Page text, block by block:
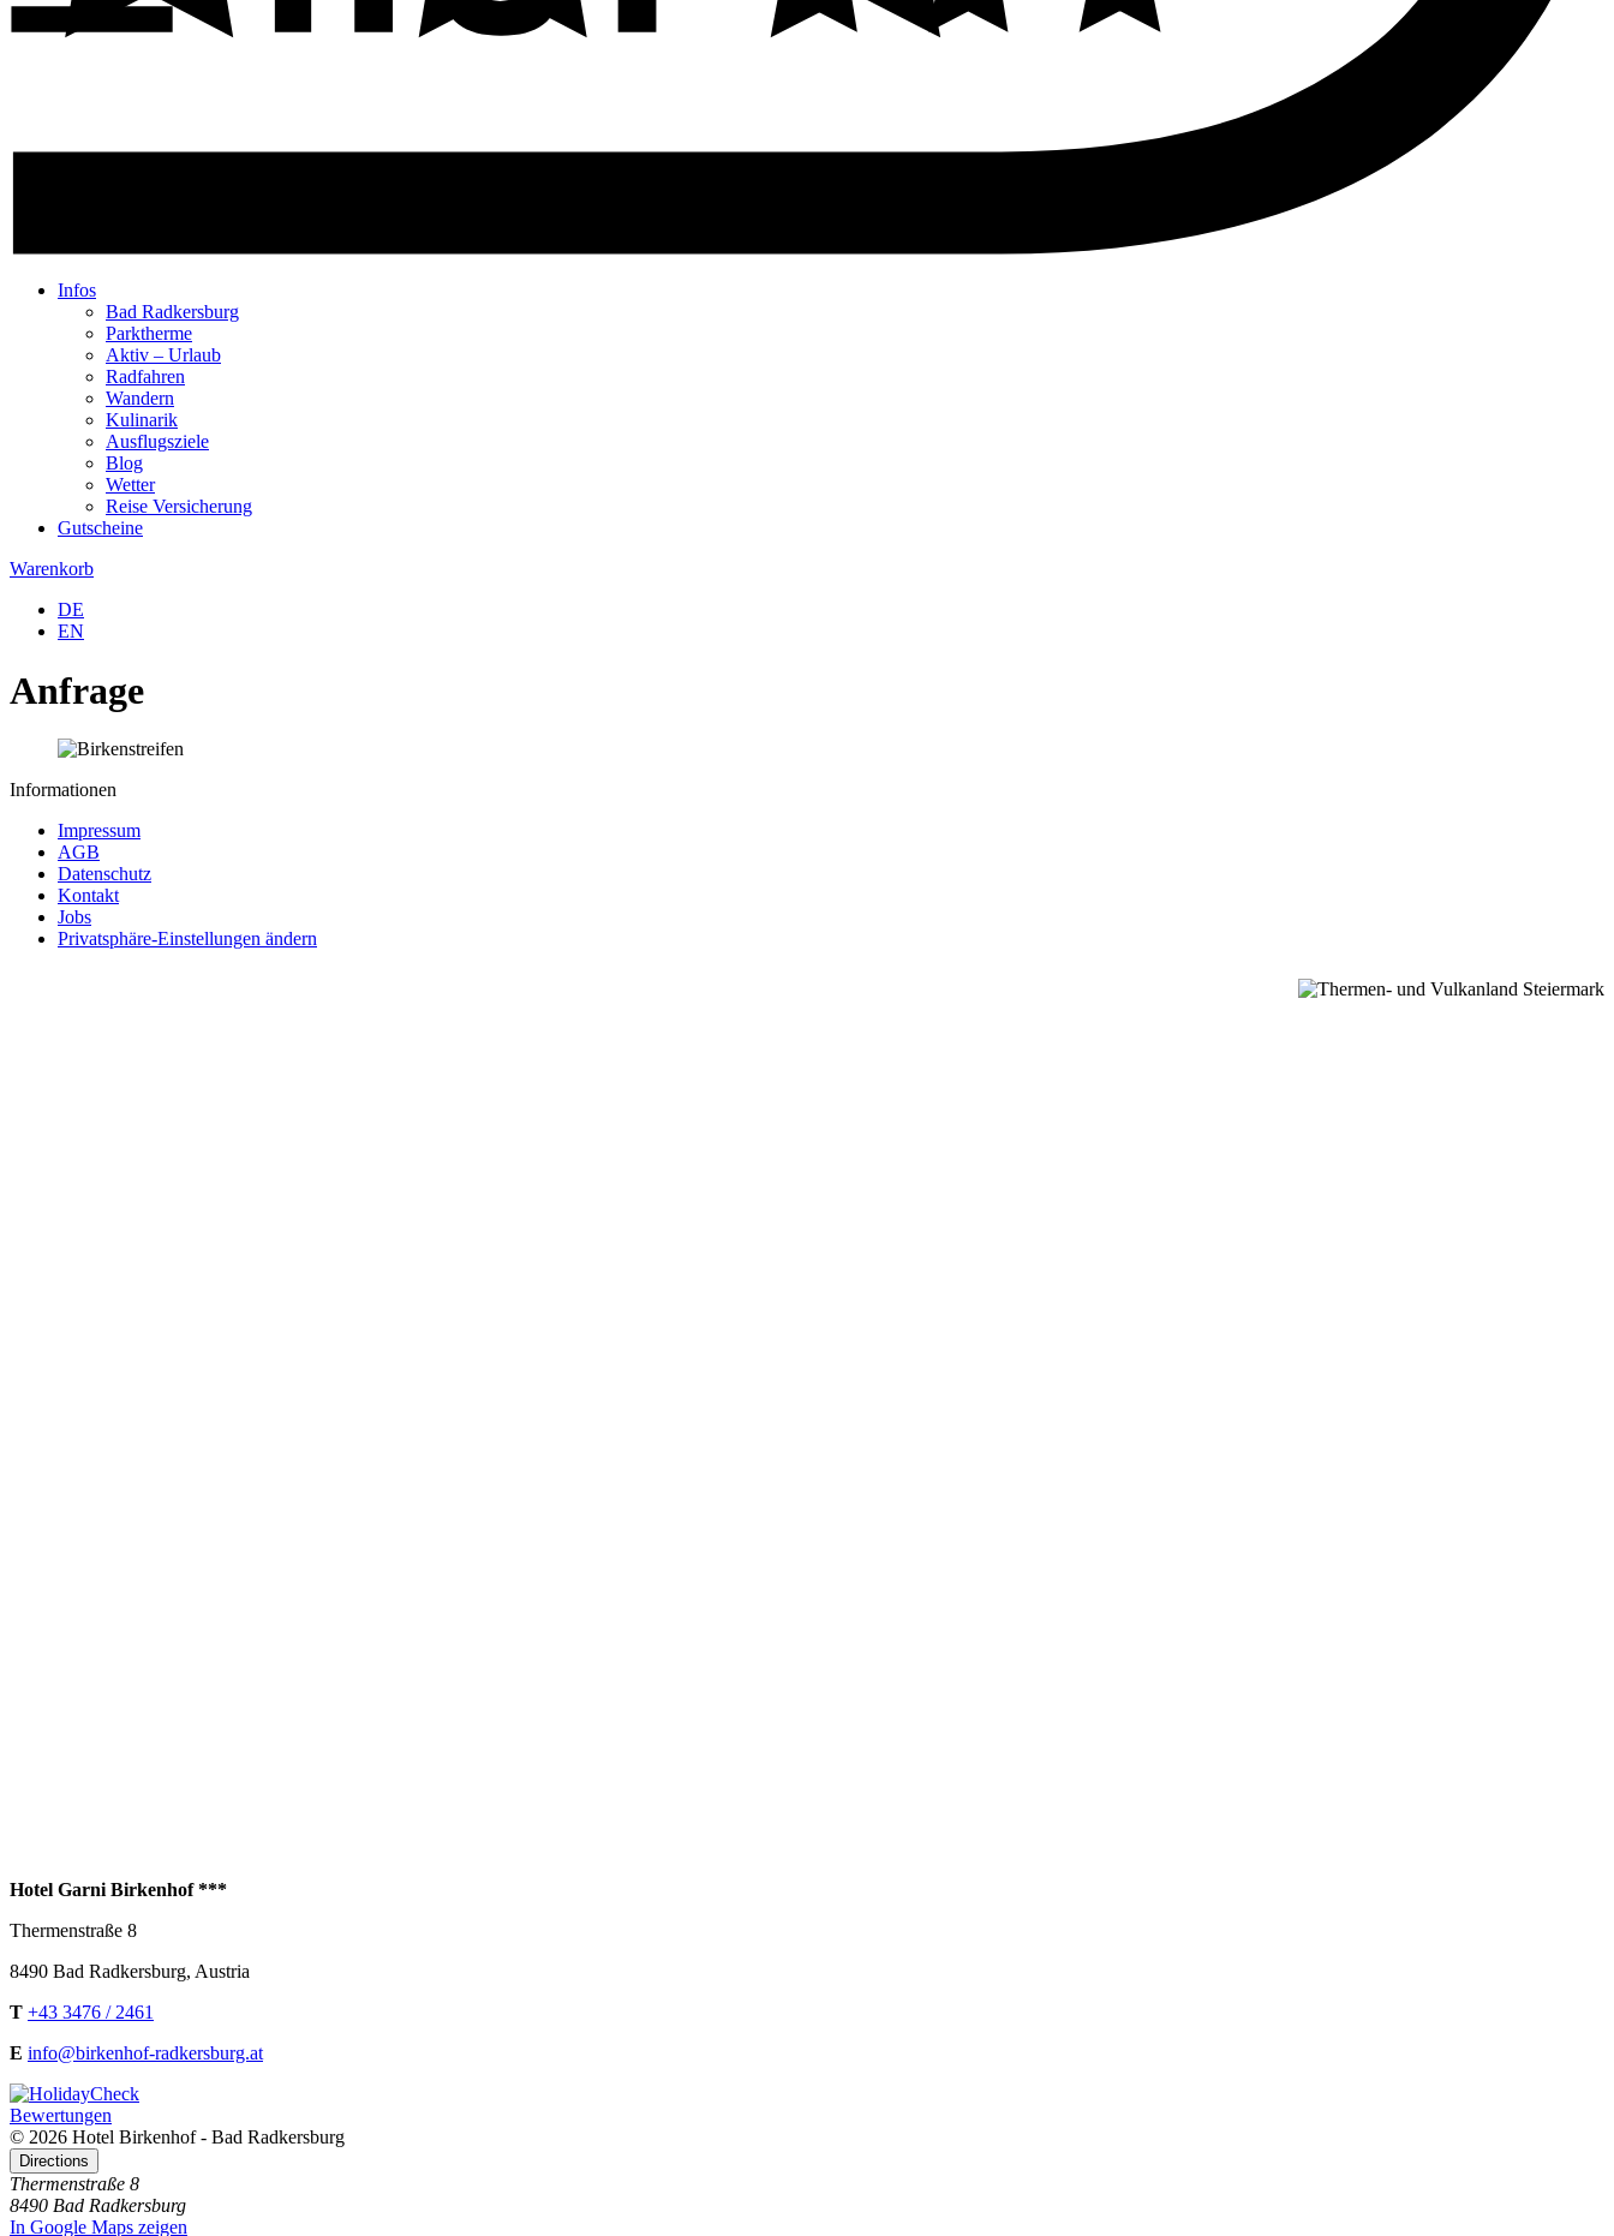
Infos
Bad Radkersburg
Parktherme
Aktiv – Urlaub
Radfahren
Wandern
Kulinarik
Ausflugsziele
Blog
Wetter
Reise Versicherung
Gutscheine
Warenkorb
DE
EN
Anfrage
Informationen
Impressum
AGB
Datenschutz
Kontakt
Jobs
Privatsphäre-Einstellungen ändern
Hotel Garni Birkenhof ***
Thermenstraße 8
8490 Bad Radkersburg, Austria
T +43 3476 / 2461
E info@birkenhof-radkersburg.at
Bewertungen
© 2026 Hotel Birkenhof - Bad Radkersburg
Directions
Thermenstraße 8
8490 Bad Radkersburg
In Google Maps zeigen